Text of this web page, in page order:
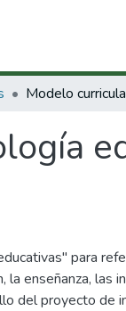
para
la enseñanza, las
del proyecto de